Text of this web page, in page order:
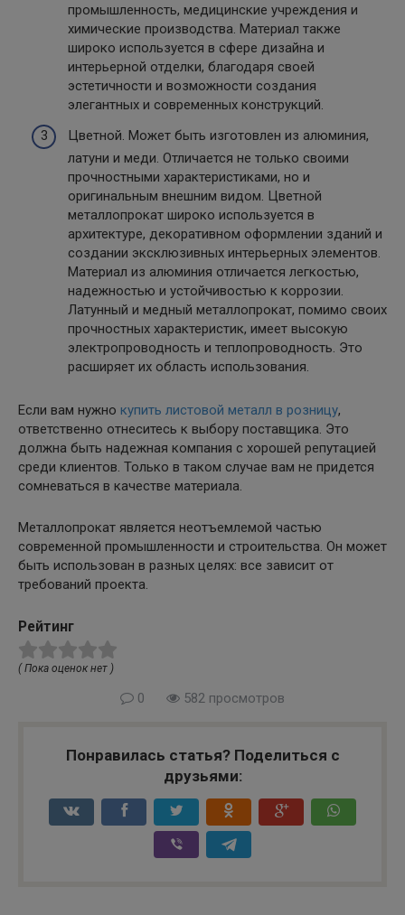
промышленность, медицинские учреждения и
химические производства. Материал также
широко используется в сфере дизайна и
интерьерной отделки, благодаря своей
эстетичности и возможности создания
элегантных и современных конструкций.
Цветной. Может быть изготовлен из алюминия,
латуни и меди. Отличается не только своими
прочностными характеристиками, но и
оригинальным внешним видом. Цветной
металлопрокат широко используется в
архитектуре, декоративном оформлении зданий и
создании эксклюзивных интерьерных элементов.
Материал из алюминия отличается легкостью,
надежностью и устойчивостью к коррозии.
Латунный и медный металлопрокат, помимо своих
прочностных характеристик, имеет высокую
электропроводность и теплопроводность. Это
расширяет их область использования.
Если вам нужно купить листовой металл в розницу,
ответственно отнеситесь к выбору поставщика. Это
должна быть надежная компания с хорошей репутацией
среди клиентов. Только в таком случае вам не придется
сомневаться в качестве материала.
Металлопрокат является неотъемлемой частью
современной промышленности и строительства. Он может
быть использован в разных целях: все зависит от
требований проекта.
Рейтинг
( Пока оценок нет )
0 582 просмотров
Понравилась статья? Поделиться с
друзьями: